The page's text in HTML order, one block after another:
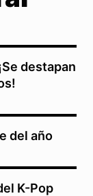
destapan
del año
K-Pop